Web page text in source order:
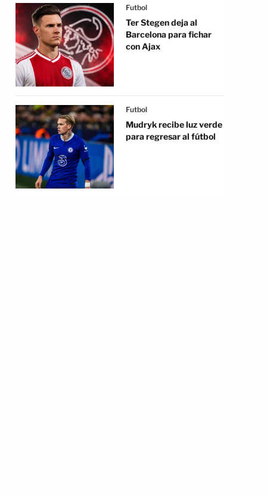
Futbol
Ter Stegen deja al
Barcelona para fichar
con Ajax
Futbol
Mudryk recibe luz verde
para regresar al fútbol